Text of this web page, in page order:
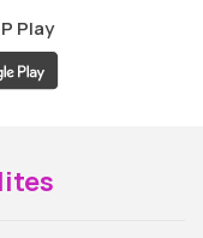
Play